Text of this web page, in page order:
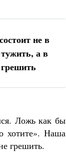
не в
а в
Ложь как бы
хотите». Наша
грешить.